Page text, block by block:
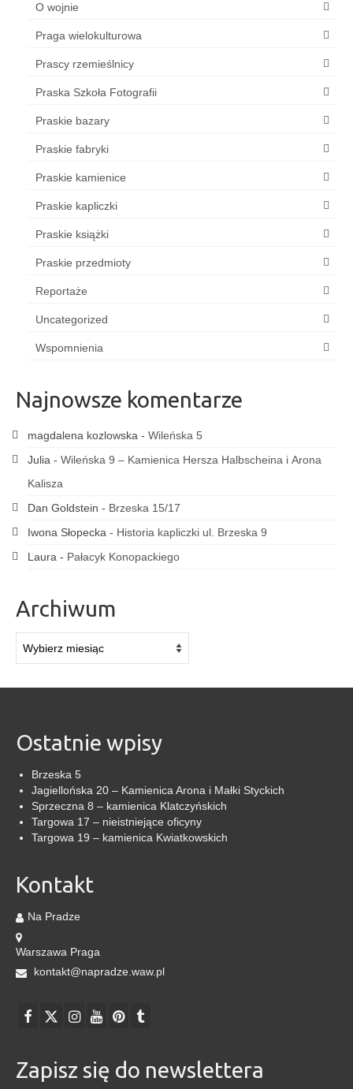
O wojnie
Praga wielokulturowa
Prascy rzemieślnicy
Praska Szkoła Fotografii
Praskie bazary
Praskie fabryki
Praskie kamienice
Praskie kapliczki
Praskie książki
Praskie przedmioty
Reportaże
Uncategorized
Wspomnienia
Najnowsze komentarze
magdalena kozlowska - Wileńska 5
Julia - Wileńska 9 – Kamienica Hersza Halbscheina i Arona
Kalisza
Dan Goldstein - Brzeska 15/17
Iwona Słopecka - Historia kapliczki ul. Brzeska 9
Laura - Pałacyk Konopackiego
Archiwum
Ostatnie wpisy
Brzeska 5
Jagiellońska 20 – Kamienica Arona i Małki Styckich
Sprzeczna 8 – kamienica Klatczyńskich
Targowa 17 – nieistniejące oficyny
Targowa 19 – kamienica Kwiatkowskich
Kontakt
Na Pradze
Warszawa Praga
kontakt@napradze.waw.pl
Zapisz się do newslettera